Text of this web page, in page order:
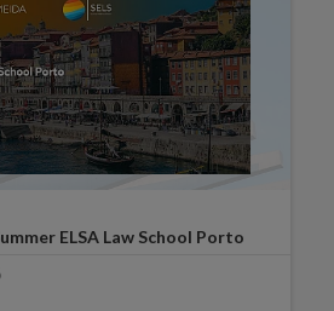
ELSA Law School Porto